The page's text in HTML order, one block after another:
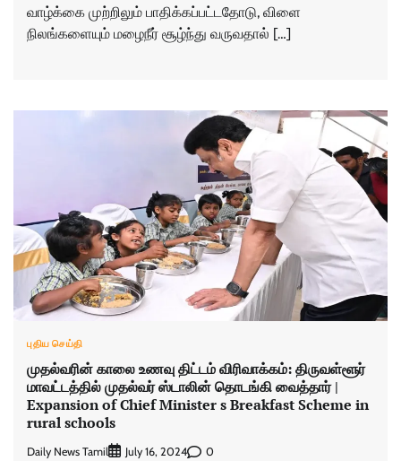
வாழ்க்கை முற்றிலும் பாதிக்கப்பட்டதோடு, விளை
நிலங்களையும் மழைநீர் சூழ்ந்து வருவதால் […]
புதிய செய்தி
முதல்வரின் காலை உணவு திட்டம் விரிவாக்கம்: திருவள்ளூர்
மாவட்டத்தில் முதல்வர் ஸ்டாலின் தொடங்கி வைத்தார் |
Expansion of Chief Minister s Breakfast Scheme in
rural schools
Daily News Tamil July 16, 2024 0